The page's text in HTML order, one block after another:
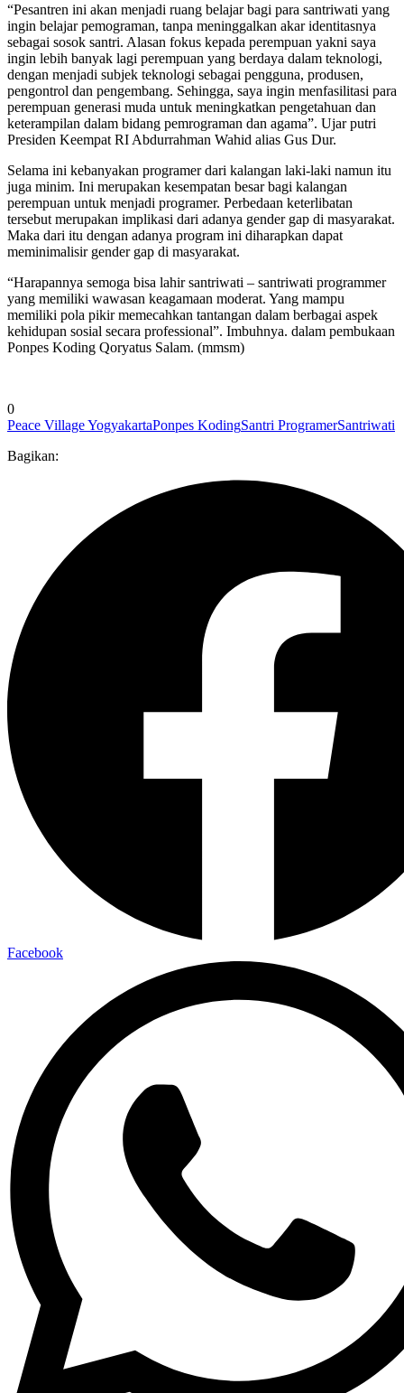
“Pesantren ini akan menjadi ruang belajar bagi para santriwati yang
ingin belajar pemograman, tanpa meninggalkan akar identitasnya
sebagai sosok santri. Alasan fokus kepada perempuan yakni saya
ingin lebih banyak lagi perempuan yang berdaya dalam teknologi,
dengan menjadi subjek teknologi sebagai pengguna, produsen,
pengontrol dan pengembang. Sehingga, saya ingin menfasilitasi para
perempuan generasi muda untuk meningkatkan pengetahuan dan
keterampilan dalam bidang pemrograman dan agama”. Ujar putri
Presiden Keempat RI Abdurrahman Wahid alias Gus Dur.
Selama ini kebanyakan programer dari kalangan laki-laki namun itu
juga minim. Ini merupakan kesempatan besar bagi kalangan
perempuan untuk menjadi programer. Perbedaan keterlibatan
tersebut merupakan implikasi dari adanya gender gap di masyarakat.
Maka dari itu dengan adanya program ini diharapkan dapat
meminimalisir gender gap di masyarakat.
“Harapannya semoga bisa lahir santriwati – santriwati programmer
yang memiliki wawasan keagamaan moderat. Yang mampu
memiliki pola pikir memecahkan tantangan dalam berbagai aspek
kehidupan sosial secara professional”. Imbuhnya. dalam pembukaan
Ponpes Koding Qoryatus Salam. (mmsm)
0
Peace Village YogyakartaPonpes KodingSantri ProgramerSantriwati
Bagikan:
Facebook